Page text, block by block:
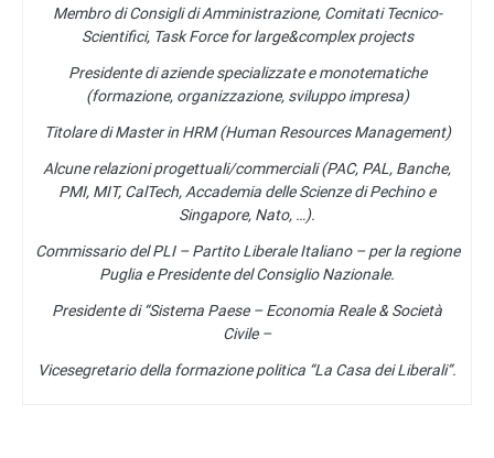
Membro di Consigli di Amministrazione, Comitati Tecnico-
Scientifici, Task Force for large&complex projects
Presidente di aziende specializzate e monotematiche
(formazione, organizzazione, sviluppo impresa)
Titolare di Master in HRM (Human Resources Management)
Alcune relazioni progettuali/commerciali (PAC, PAL, Banche,
PMI, MIT, CalTech, Accademia delle Scienze di Pechino e
Singapore, Nato, …).
Commissario del PLI – Partito Liberale Italiano – per la regione
Puglia e Presidente del Consiglio Nazionale.
Presidente di “Sistema Paese – Economia Reale & Società
Civile –
Vicesegretario della formazione politica “La Casa dei Liberali”.